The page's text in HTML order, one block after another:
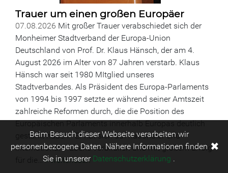
Trauer um einen großen Europäer
07.08.2026 Mit großer Trauer verabschiedet sich der
Monheimer Stadtverband der Europa-Union
Deutschland von Prof. Dr. Klaus Hänsch, der am 4.
August 2026 im Alter von 87 Jahren verstarb. Klaus
Hänsch war seit 1980 MItglied unseres
Stadtverbandes. Als Präsident des Europa-Parlaments
von 1994 bis 1997 setzte er während seiner Amtszeit
zahlreiche Reformen durch, die die Position des
Europäischen Parlaments innerhalb Europas deutlich
gestärkt haben. Er hat sich auf nationaler und
internationaler Ebene vorbildlich und mit großem Erfolg
für die…» weiterlesen
Beim Besuch dieser Webseite verarbeiten wir
personenbezogene Daten. Nähere Informationen finden
Sie in unserer Datenschutzerklärung .
✖